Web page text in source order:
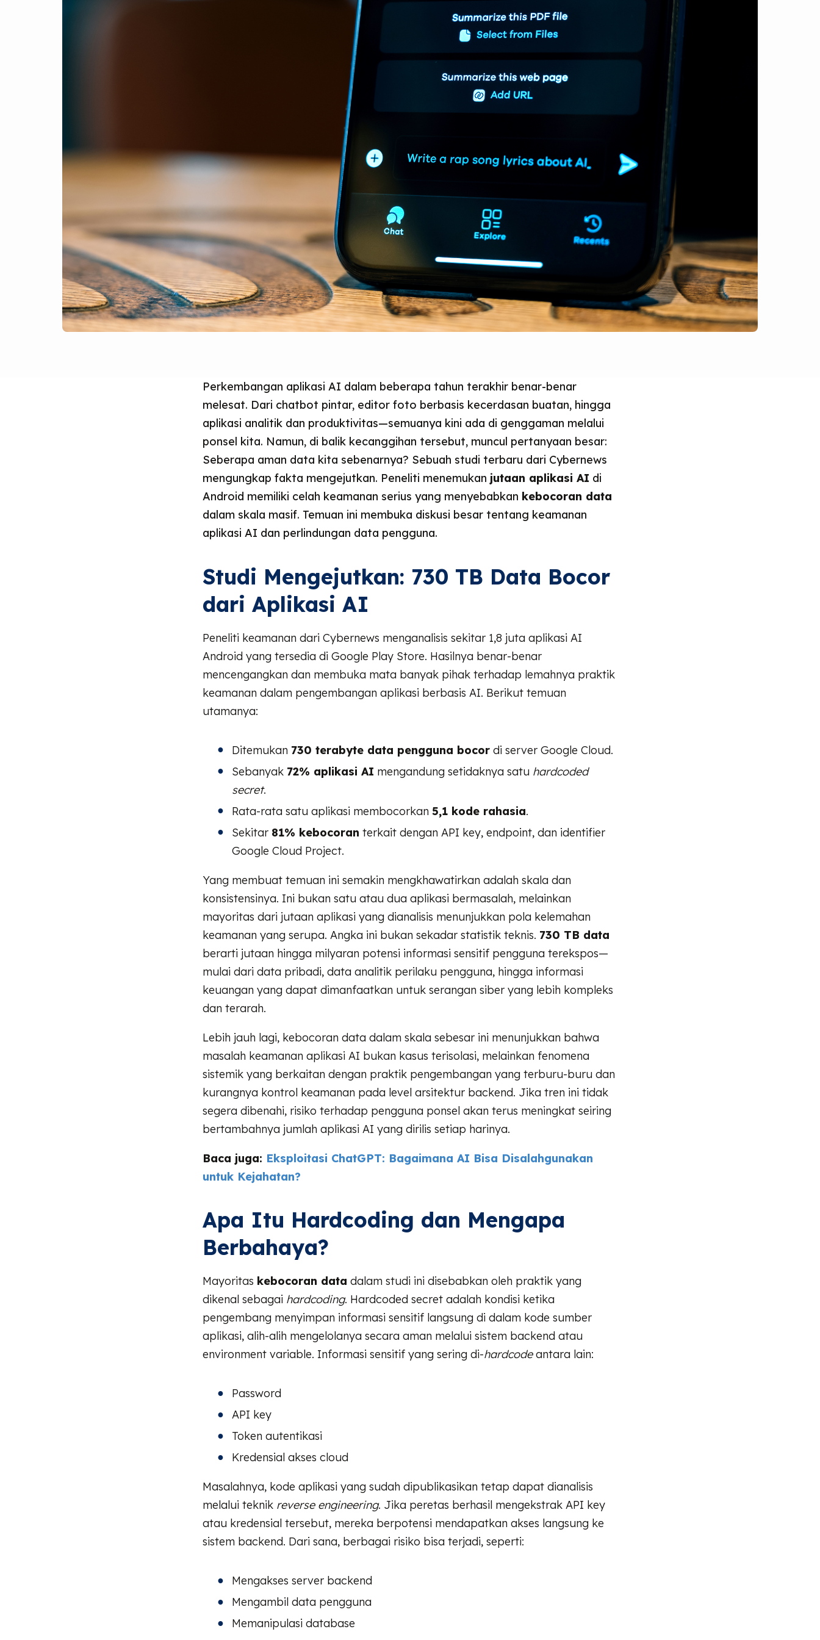
Perkembangan aplikasi AI dalam beberapa tahun terakhir benar-benar
melesat. Dari chatbot pintar, editor foto berbasis kecerdasan buatan, hingga
aplikasi analitik dan produktivitas—semuanya kini ada di genggaman melalui
ponsel kita. Namun, di balik kecanggihan tersebut, muncul pertanyaan besar:
Seberapa aman data kita sebenarnya? Sebuah studi terbaru dari Cybernews
mengungkap fakta mengejutkan. Peneliti menemukan jutaan aplikasi AI di
Android memiliki celah keamanan serius yang menyebabkan kebocoran data
dalam skala masif. Temuan ini membuka diskusi besar tentang keamanan
aplikasi AI dan perlindungan data pengguna.
Studi Mengejutkan: 730 TB Data Bocor
dari Aplikasi AI
Peneliti keamanan dari Cybernews menganalisis sekitar 1,8 juta aplikasi AI
Android yang tersedia di Google Play Store. Hasilnya benar-benar
mencengangkan dan membuka mata banyak pihak terhadap lemahnya praktik
keamanan dalam pengembangan aplikasi berbasis AI. Berikut temuan
utamanya:
Ditemukan 730 terabyte data pengguna bocor di server Google Cloud.
Sebanyak 72% aplikasi AI mengandung setidaknya satu hardcoded
secret.
Rata-rata satu aplikasi membocorkan 5,1 kode rahasia.
Sekitar 81% kebocoran terkait dengan API key, endpoint, dan identifier
Google Cloud Project.
Yang membuat temuan ini semakin mengkhawatirkan adalah skala dan
konsistensinya. Ini bukan satu atau dua aplikasi bermasalah, melainkan
mayoritas dari jutaan aplikasi yang dianalisis menunjukkan pola kelemahan
keamanan yang serupa. Angka ini bukan sekadar statistik teknis. 730 TB data
berarti jutaan hingga milyaran potensi informasi sensitif pengguna terekspos—
mulai dari data pribadi, data analitik perilaku pengguna, hingga informasi
keuangan yang dapat dimanfaatkan untuk serangan siber yang lebih kompleks
dan terarah.
Lebih jauh lagi, kebocoran data dalam skala sebesar ini menunjukkan bahwa
masalah keamanan aplikasi AI bukan kasus terisolasi, melainkan fenomena
sistemik yang berkaitan dengan praktik pengembangan yang terburu-buru dan
kurangnya kontrol keamanan pada level arsitektur backend. Jika tren ini tidak
segera dibenahi, risiko terhadap pengguna ponsel akan terus meningkat seiring
bertambahnya jumlah aplikasi AI yang dirilis setiap harinya.
Baca juga: Eksploitasi ChatGPT: Bagaimana AI Bisa Disalahgunakan
untuk Kejahatan?
Apa Itu Hardcoding dan Mengapa
Berbahaya?
Mayoritas kebocoran data dalam studi ini disebabkan oleh praktik yang
dikenal sebagai hardcoding. Hardcoded secret adalah kondisi ketika
pengembang menyimpan informasi sensitif langsung di dalam kode sumber
aplikasi, alih-alih mengelolanya secara aman melalui sistem backend atau
environment variable. Informasi sensitif yang sering di-hardcodeantara lain:
Password
API key
Token autentikasi
Kredensial akses cloud
Masalahnya, kode aplikasi yang sudah dipublikasikan tetap dapat dianalisis
melalui teknik reverse engineering. Jika peretas berhasil mengekstrak API key
atau kredensial tersebut, mereka berpotensi mendapatkan akses langsung ke
sistem backend. Dari sana, berbagai risiko bisa terjadi, seperti:
Mengakses server backend
Mengambil data pengguna
Memanipulasi database